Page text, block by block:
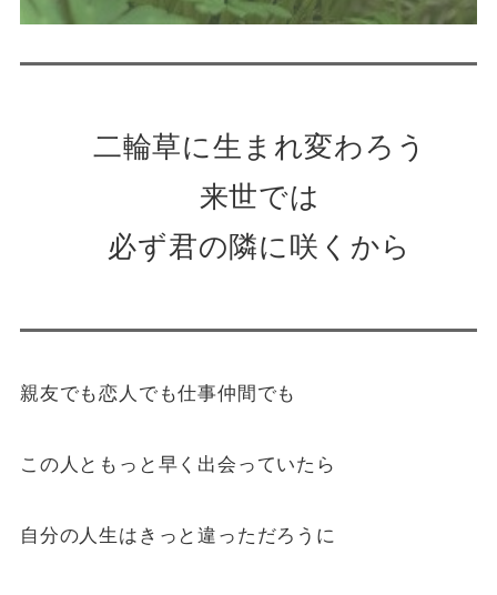
二輪草に生まれ変わろう
来世では
必ず君の隣に咲くから
親友でも恋人でも仕事仲間でも
この人ともっと早く出会っていたら
自分の人生はきっと違っただろうに